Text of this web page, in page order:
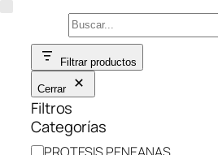
contenido
Buscar
Filtrar productos
Cerrar
Filtros
Categorías
C